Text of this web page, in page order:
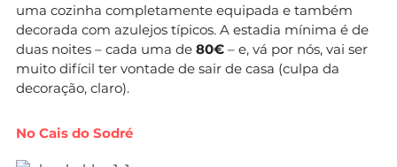
uma cozinha completamente equipada e também
decorada com azulejos típicos. A estadia mínima é de
duas noites – cada uma de 80€ – e, vá por nós, vai ser
muito difícil ter vontade de sair de casa (culpa da
decoração, claro).
No Cais do Sodré